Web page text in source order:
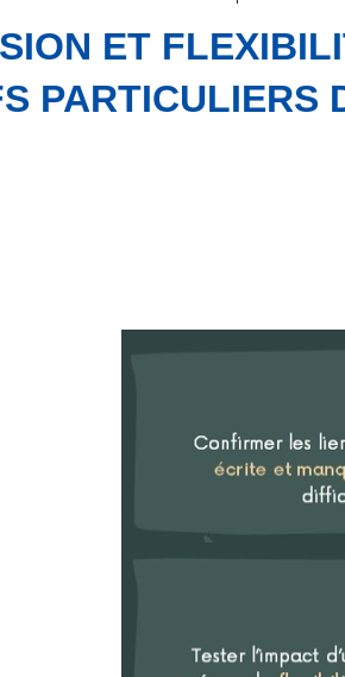
ET
PARTICULIERS